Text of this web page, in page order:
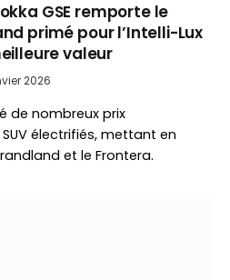
GSE remporte le
primé pour l’Intelli-Lux
valeur
2026
de nombreux prix
électrifiés, mettant en
et le Frontera.